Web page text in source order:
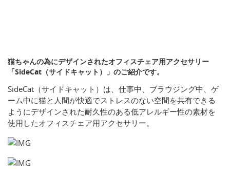
猫ちゃんの為にデザインされたオフィスチェア用アクセサリー
「SideCat（サイドキャット）」のご紹介です。
SideCat（サイドキャット）は、仕事中、ブラウジング中、ゲ
ーム中に猫と人間が快適でストレスのない空間を共有できる
ようにデザインされた耐久性のある低アレルギー性の素材を
使用したオフィスチェア用アクセサリー。